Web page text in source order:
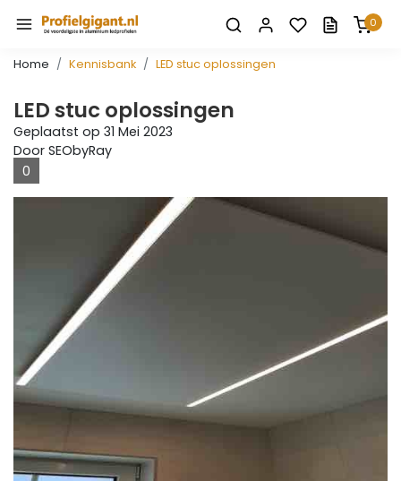
0
Home Kennisbank LED stuc oplossingen
LED stuc oplossingen
Geplaatst op 31 Mei 2023
Door SEObyRay
0